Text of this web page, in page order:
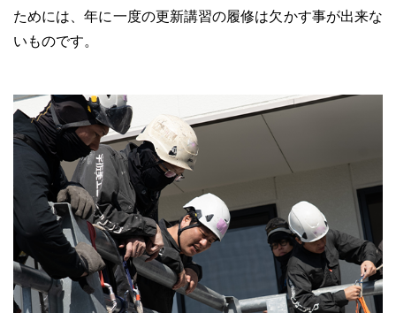
ためには、年に一度の更新講習の履修は欠かす事が出来な
いものです。